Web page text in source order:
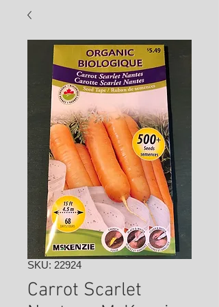
SKU: 22924
Carrot Scarlet